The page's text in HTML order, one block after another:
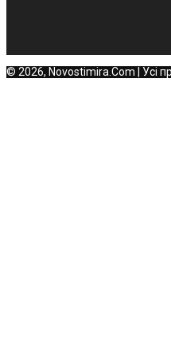
© 2026, Novostimira.Com | Усі